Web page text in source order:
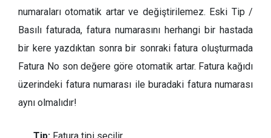
numaraları otomatik artar ve değiştirilemez. Eski Tip /
Basılı faturada, fatura numarasını herhangi bir hastada
bir kere yazdıktan sonra bir sonraki fatura oluşturmada
Fatura No son değere göre otomatik artar. Fatura kağıdı
üzerindeki fatura numarası ile buradaki fatura numarası
aynı olmalıdır!